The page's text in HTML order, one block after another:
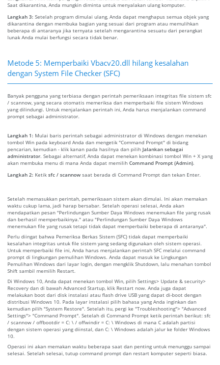
Saat dikarantina, Anda mungkin diminta untuk menyalakan ulang komputer.
Langkah 3: Setelah program dimulai ulang, Anda dapat menghapus semua objek yang
dikarantina dengan membuka bagian yang sesuai dari program atau memulihkan
beberapa di antaranya jika ternyata setelah mengarantina sesuatu dari perangkat
lunak Anda mulai berfungsi secara tidak benar.
Metode 5: Memperbaiki Vbacv20.dll hilang kesalahan
dengan System File Checker (SFC)
Banyak pengguna yang terbiasa dengan perintah pemeriksaan integritas file sistem sfc
/ scannow, yang secara otomatis memeriksa dan memperbaiki file sistem Windows
yang dilindungi. Untuk menjalankan perintah ini, Anda harus menjalankan command
prompt sebagai administrator.
Langkah 1: Mulai baris perintah sebagai administrator di Windows dengan menekan
tombol Win pada keyboard Anda dan mengetik "Command Prompt" di bidang
pencarian, kemudian - klik kanan pada hasilnya dan pilih Jalankan sebagai
administrator. Sebagai alternatif, Anda dapat menekan kombinasi tombol Win + X yang
akan membuka menu di mana Anda dapat memilih Command Prompt (Admin).
Langkah 2: Ketik sfc / scannow saat berada di Command Prompt dan tekan Enter.
Setelah memasukkan perintah, pemeriksaan sistem akan dimulai. Ini akan memakan
waktu cukup lama, jadi harap bersabar. Setelah operasi selesai, Anda akan
mendapatkan pesan "Perlindungan Sumber Daya Windows menemukan file yang rusak
dan berhasil memperbaikinya." atau "Perlindungan Sumber Daya Windows
menemukan file yang rusak tetapi tidak dapat memperbaiki beberapa di antaranya".
Perlu diingat bahwa Pemeriksa Berkas Sistem (SFC) tidak dapat memperbaiki
kesalahan integritas untuk file sistem yang sedang digunakan oleh sistem operasi.
Untuk memperbaiki file ini, Anda harus menjalankan perintah SFC melalui command
prompt di lingkungan pemulihan Windows. Anda dapat masuk ke Lingkungan
Pemulihan Windows dari layar login, dengan mengklik Shutdown, lalu menahan tombol
Shift sambil memilih Restart.
Di Windows 10, Anda dapat menekan tombol Win, pilih Settings> Update & security>
Recovery dan di bawah Advanced Startup, klik Restart now. Anda juga dapat
melakukan boot dari disk instalasi atau flash drive USB yang dapat di-boot dengan
distribusi Windows 10. Pada layar instalasi pilih bahasa yang Anda inginkan dan
kemudian pilih "System Restore". Setelah itu, pergi ke "Troubleshooting"> "Advanced
Settings"> "Command Prompt". Setelah di Command Prompt ketik perintah berikut: sfc
/ scannow / offbootdir = C: \ / offwindir = C: \ Windows di mana C adalah partisi
dengan sistem operasi yang diinstal, dan C: \ Windows adalah jalur ke folder Windows
10.
Operasi ini akan memakan waktu beberapa saat dan penting untuk menunggu sampai
selesai. Setelah selesai, tutup command prompt dan restart komputer seperti biasa.